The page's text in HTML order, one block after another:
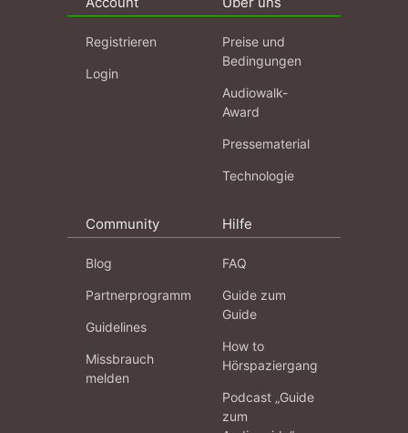
Registrieren
Login
Preise und
Bedingungen
Audiowalk-
Award
Pressematerial
Technologie
Community
Blog
Partnerprogramm
Guidelines
Missbrauch
melden
Hilfe
FAQ
Guide zum
Guide
How to
Hörspaziergang
Podcast „Guide
zum